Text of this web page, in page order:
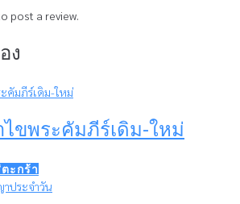
post a review.
ง
ขพระคัมภีร์เดิม-ใหม่
ะกร้า